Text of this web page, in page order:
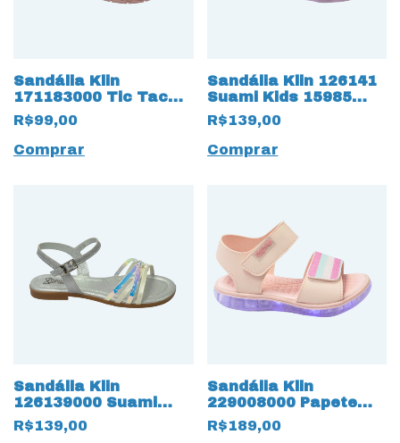
Sandália Klin
171183000 Tic Tac
Casual 15996 Rosa
R$99,00
Comprar
Sandália Klin 126141
Suami Kids 15985
Rosa
R$139,00
Comprar
Sandália Klin
126139000 Suami
Kids 15967 Prata
R$139,00
Sandália Klin
229008000 Papete
Light com LED 16154
Rosa
R$189,00